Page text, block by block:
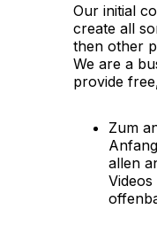
Our initial
create all
then other
We are a
provide
Zum
allen